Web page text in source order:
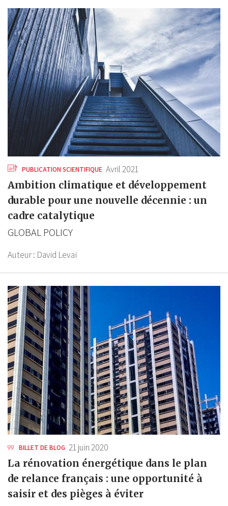
PUBLICATION SCIENTIFIQUE Avril 2021
Ambition climatique et développement
durable pour une nouvelle décennie : un
cadre catalytique
GLOBAL POLICY
Auteur : David Levaï
BILLET DE BLOG 21 juin 2020
La rénovation énergétique dans le plan
de relance français : une opportunité à
saisir et des pièges à éviter